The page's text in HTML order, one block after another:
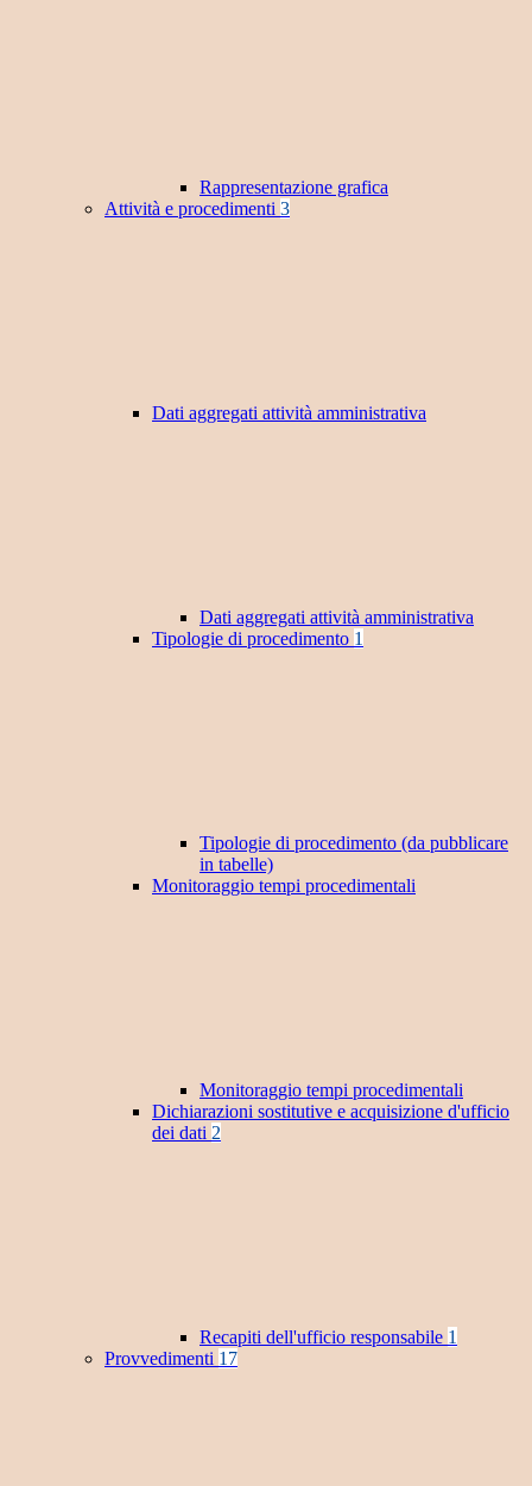
Rappresentazione grafica
Attività e procedimenti 3
Dati aggregati attività amministrativa
Dati aggregati attività amministrativa
Tipologie di procedimento 1
Tipologie di procedimento (da pubblicare
in tabelle)
Monitoraggio tempi procedimentali
Monitoraggio tempi procedimentali
Dichiarazioni sostitutive e acquisizione d'ufficio
dei dati 2
Recapiti dell'ufficio responsabile 1
Provvedimenti 17